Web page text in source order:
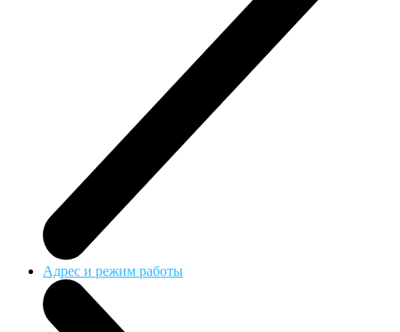
Адрес и режим работы